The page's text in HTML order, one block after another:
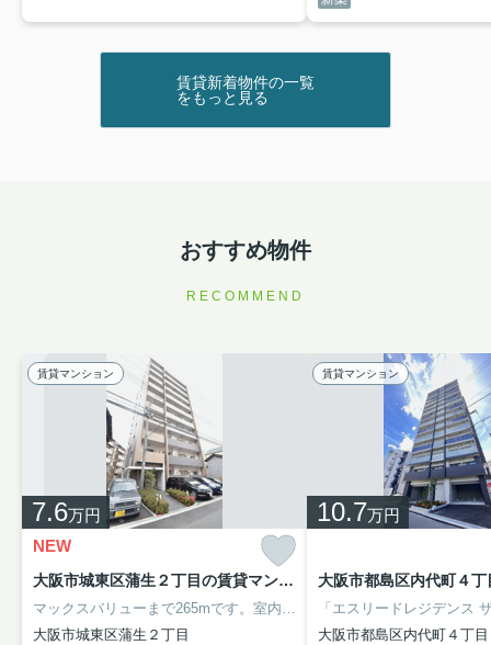
賃貸新着物件の一覧
をもっと見る
おすすめ物件
RECOMMEND
賃貸マンション
7.6万円
NEW
大阪市城東区蒲生２丁目の賃貸マンション
マックスバリューまで265mです。室内設備は洗面所独立・浴室乾燥機など充実した設備を備え付けています。洋風なお住まいをお求めの方に適した全居室フローリングです。ぜひご覧いただきたい賃貸物件です。大阪市城東区は住環境が充実しており、利便性の高い暮らしをするならこのエリアです。当社は地域に密着し、多種多様な賃貸情報を取り扱っているので、ぜひご連絡下さい。
大阪市城東区蒲生２丁目
賃貸マンション
10.7万円
大阪市都島区内代町４丁目